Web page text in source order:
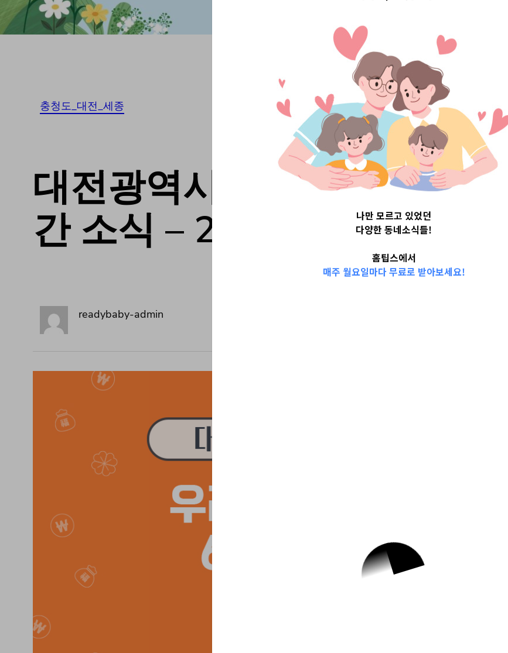
충청도_대전_세종
대전광역시유성구 Top 3 및 주
간 소식 – 20230616
readybaby-admin
나만 모르고 있었던
다양한 동네소식들!
홈팁스에서
매주 월요일마다 무료로 받아보세요!